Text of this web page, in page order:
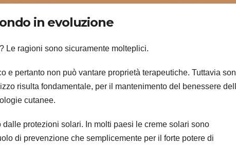
in evoluzione
Le ragioni sono sicuramente molteplici.
e pertanto non può vantare proprietà terapeutiche. Tuttavia
risulta fondamentale, per il mantenimento del benessere
cutanee.
protezioni solari. In molti paesi le creme solari sono
di prevenzione che semplicemente per il forte potere di